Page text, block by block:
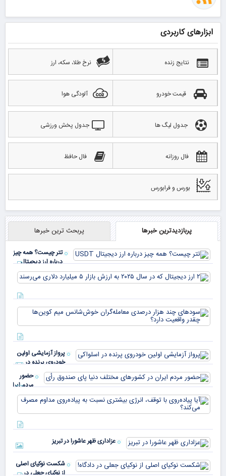
ابزارهای کاربردی
نتایج زنده نرخ طلا، سکه، ارز
قیمت خودرو آلودگی هوا
جدول لیگ ها جدول پخش ورزشی
فال روزانه فال حافظ
بورس و فرابورس
پربازدیدترین خبرها پربحث ترین خبرها
تتر چیست؟ همه چیز
درباره ارز دیجیتال
USDT
پرواز آزمایشی اولین
خودروی پرنده در
اسلواکی
حضور
مردم ایران
در
کشورهای
مختلف
دنیا پای
صندوق
عزاداری ظهر عاشورا در تبریز
شکست نوکیای اصلی
از نوکیای جعلی در